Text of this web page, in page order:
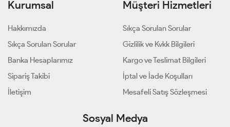
Kurumsal
Hakkımızda
Sıkça Sorulan Sorular
Banka Hesaplarımız
Sipariş Takibi
İletişim
Müşteri Hizmetleri
Sıkça Sorulan Sorular
Gizlilik ve Kvkk Bilgileri
Kargo ve Teslimat Bilgileri
İptal ve İade Koşulları
Mesafeli Satış Sözleşmesi
Sosyal Medya